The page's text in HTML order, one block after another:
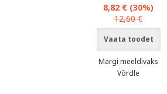
8,82 € (30%)
12,60 €
Vaata toodet
Märgi meeldivaks
Võrdle